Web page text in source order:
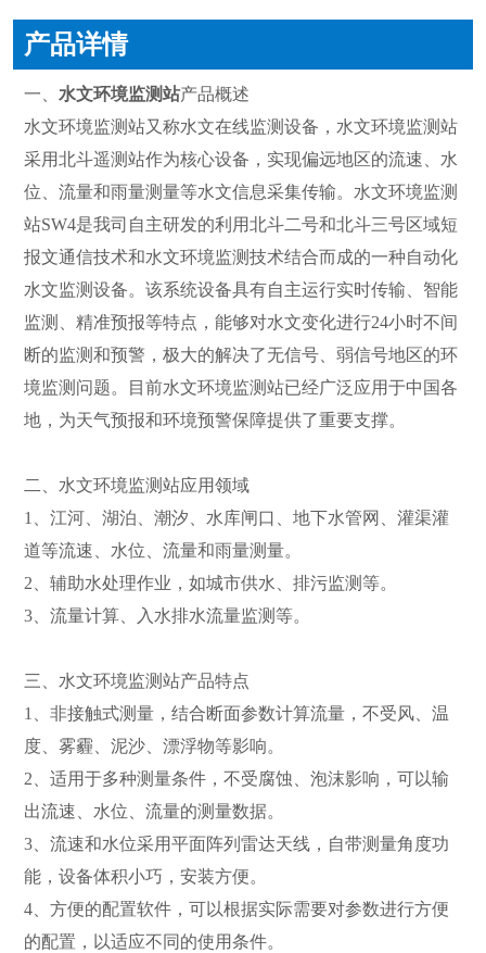
产品详情
一、 水文环境监测站产品概述
水文环境监测站又称水文在线监测设备，水文环境监测站
采用北斗遥测站作为核心设备，实现偏远地区的流速、水
位、流量和雨量测量等水文信息采集传输。水文环境监测
站SW4是我司自主研发的利用北斗二号和北斗三号区域短
报文通信技术和水文环境监测技术结合而成的一种自动化
水文监测设备。该系统设备具有自主运行实时传输、智能
监测、精准预报等特点，能够对水文变化进行24小时不间
断的监测和预警，极大的解决了无信号、弱信号地区的环
境监测问题。目前水文环境监测站已经广泛应用于中国各
地，为天气预报和环境预警保障提供了重要支撑。
二、水文环境监测站应用领域
1、江河、湖泊、潮汐、水库闸口、地下水管网、灌渠灌
道等流速、水位、流量和雨量测量。
2、辅助水处理作业，如城市供水、排污监测等。
3、流量计算、入水排水流量监测等。
三、水文环境监测站产品特点
1、非接触式测量，结合断面参数计算流量，不受风、温
度、雾霾、泥沙、漂浮物等影响。
2、适用于多种测量条件，不受腐蚀、泡沫影响，可以输
出流速、水位、流量的测量数据。
3、流速和水位采用平面阵列雷达天线，自带测量角度功
能，设备体积小巧，安装方便。
4、方便的配置软件，可以根据实际需要对参数进行方便
的配置，以适应不同的使用条件。